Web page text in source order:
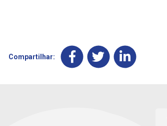
Compartilhar: